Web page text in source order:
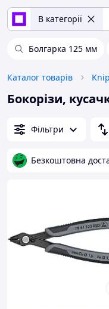
В категорії
Болгарка 125 мм
Каталог товарів
Бокорізи,
Фільтри
Безкоштовна